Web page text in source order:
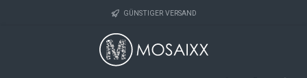
GÜNSTIGER VERSAND